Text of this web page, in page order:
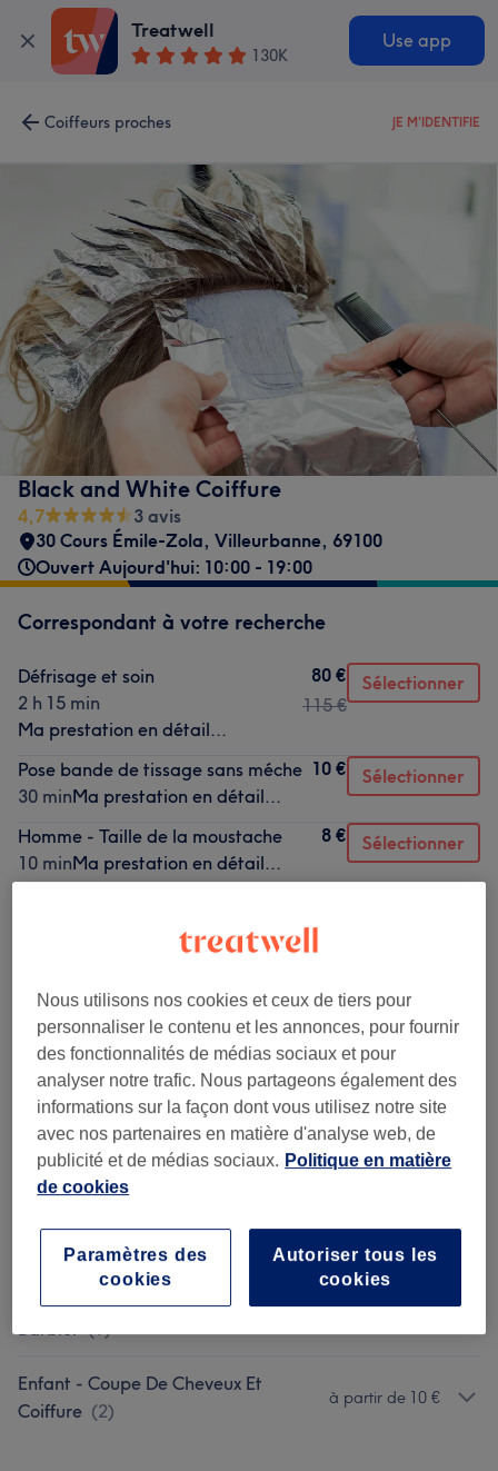
Treatwell
130K
Use app
Coiffeurs proches JE M'IDENTIFIE
Black and White Coiffure
4,7
3 avis
30 Cours Émile-Zola, Villeurbanne, 69100
Ouvert Aujourd'hui: 10:00 - 19:00
Correspondant à votre recherche
Défrisage et soin
2 h 15 min
Ma prestation en détail...
80 €
115 €
Sélectionner
Pose bande de tissage sans méche
30 minMa prestation en détail...
10 € Sélectionner
Homme - Taille de la moustache
10 minMa prestation en détail...
8 € Sélectionner
Ce n'est pas ce que vous recherchiez ?
Recherchez dans notre liste de prestations
Soin Des Cheveux Et Du Cuir
Chevelu (7)
à partir de 5 €
Femme - Coupe De Cheveux Et
Coiffure (11)
à partir de 8 €
Coloration (2)
Lissage (5) à partir de 75 €
Homme - Coupe De Cheveux Et
Barbier (9)
Enfant - Coupe De Cheveux Et
Coiffure (2)
à partir de 10 €
Nous utilisons nos cookies et ceux de tiers pour
personnaliser le contenu et les annonces, pour fournir
des fonctionnalités de médias sociaux et pour
analyser notre trafic. Nous partageons également des
informations sur la façon dont vous utilisez notre site
avec nos partenaires en matière d'analyse web, de
publicité et de médias sociaux. Politique en matière
de cookies
Autoriser tous les
cookies
Paramètres des
cookies